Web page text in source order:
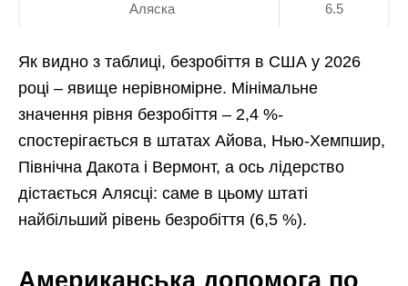
Аляска 6.5
Як видно з таблиці, безробіття в США у 2026
році – явище нерівномірне. Мінімальне
значення рівня безробіття – 2,4 %-
спостерігається в штатах Айова, Нью-Хемпшир,
Північна Дакота і Вермонт, а ось лідерство
дістається Алясці: саме в цьому штаті
найбільший рівень безробіття (6,5 %).